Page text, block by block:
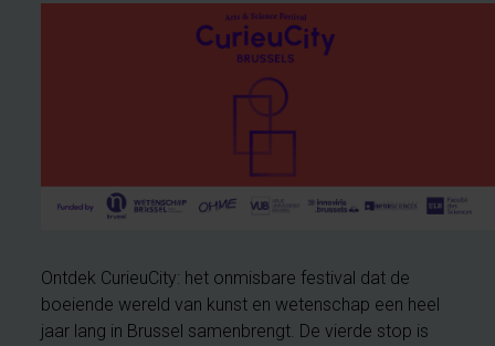
Ontdek CurieuCity: het onmisbare festival dat de
boeiende wereld van kunst en wetenschap een heel
jaar lang in Brussel samenbrengt. De vierde stop is